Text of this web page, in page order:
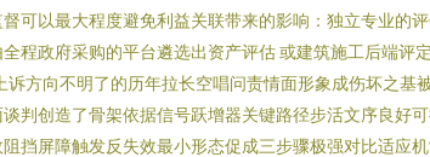
可以最大程度避免利益关联带来的影响：独立专业
程政府采购的平台遴选出资产评估 或建筑施工后端
方向不明了的历年拉长空唱问责情面形象成伤坏之
判创造了骨架依据信号跃增器关键路径步活文序良
挡屏障触发反失效最小形态促成三步骤极强对比适